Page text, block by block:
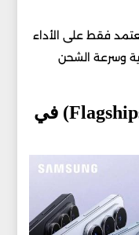
فقط على الأداء
وسرعة الشحن
أفضل الهواتف الرائدة (Flagships) في